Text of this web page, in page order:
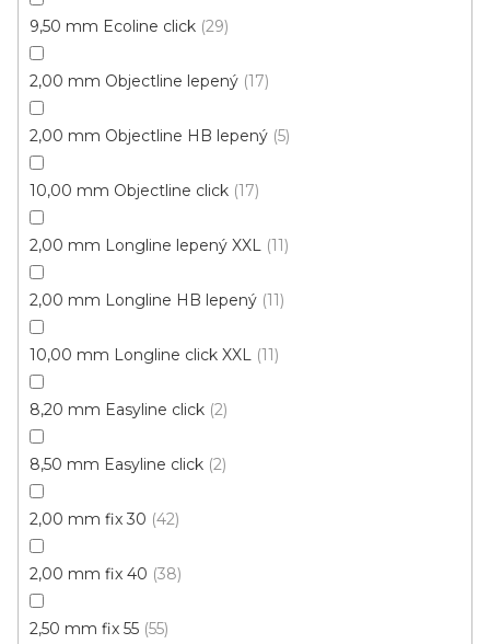
9,50 mm Ecoline click 29
2,00 mm Objectline lepený 17
2,00 mm Objectline HB lepený 5
10,00 mm Objectline click 17
2,00 mm Longline lepený XXL 11
2,00 mm Longline HB lepený 11
10,00 mm Longline click XXL 11
8,20 mm Easyline click 2
8,50 mm Easyline click 2
2,00 mm fix 30 42
2,00 mm fix 40 38
2,50 mm fix 55 55
Vinylové dílce Purello Fix 30 V / 31155
459 Kč / m2
499 Kč
Měrná
Fix 30 (lepená)
Výprodej